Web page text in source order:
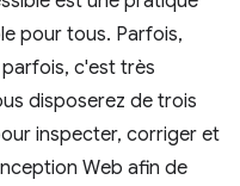
pour tous. Parfois,
c'est très
disposerez de trois
inspecter, corriger et
Web afin de